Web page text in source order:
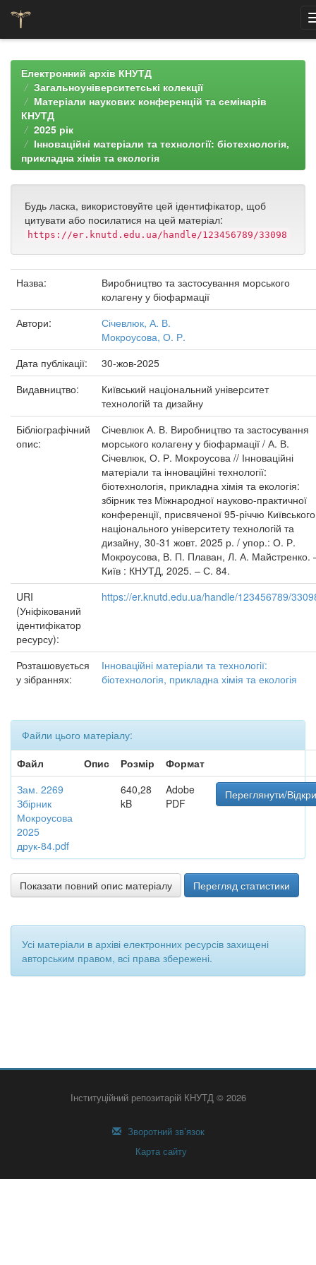
navigationЕлектронний архів КНУТД
Загальноуніверситетські колекції
Матеріали наукових конференцій та семінарів
КНУТД
2025 рік
Інноваційні матеріали та технології: біотехнологія,
прикладна хімія та екологія
Будь ласка, використовуйте цей ідентифікатор, щоб
цитувати або посилатися на цей матеріал:
https://er.knutd.edu.ua/handle/123456789/33098
Назва:
Виробництво та застосування морського
колагену у біофармації
Автори:
Січевлюк, А. В.
Мокроусова, О. Р.
Дата публікації:
30-жов-2025
Видавництво:
Київський національний університет
технологій та дизайну
Бібліографічний
опис:
Січевлюк А. В. Виробництво та застосування
морського колагену у біофармації / А. В.
Січевлюк, О. Р. Мокроусова // Інноваційні
матеріали та інноваційні технології:
біотехнологія, прикладна хімія та екологія:
збірник тез Міжнародної науково-практичної
конференції, присвяченої 95-річчю Київського
національного університету технологій та
дизайну, 30-31 жовт. 2025 р. / упор.: О. Р.
Мокроусова, В. П. Плаван, Л. А. Майстренко.
Київ : КНУТД, 2025. – С. 84.
URI
(Уніфікований
ідентифікатор
ресурсу):
https://er.knutd.edu.ua/handle/123456789/
Розташовується
у зібраннях:
Інноваційні матеріали та технології:
біотехнологія, прикладна хімія та екологія
Файли цього матеріалу:
Файл
Опис Розмір
Формат
Зам. 2269
Збірник
Мокроусова
2025
друк-84.pdf
640,28
kB
Adobe
PDF
Переглянути/
Показати повний опис матеріалу Перегляд статистики
Усі матеріали в архіві електронних ресурсів захищені
авторським правом, всі права збережені.
Інституційний репозитарій КНУТД © 2026
Зворотний зв’язок
Карта сайту